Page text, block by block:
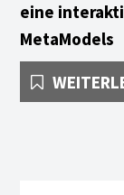
eine
MetaModels